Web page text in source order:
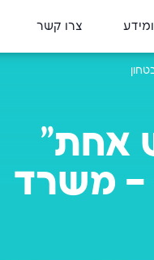
צרו קשר
אחת"
– משרד